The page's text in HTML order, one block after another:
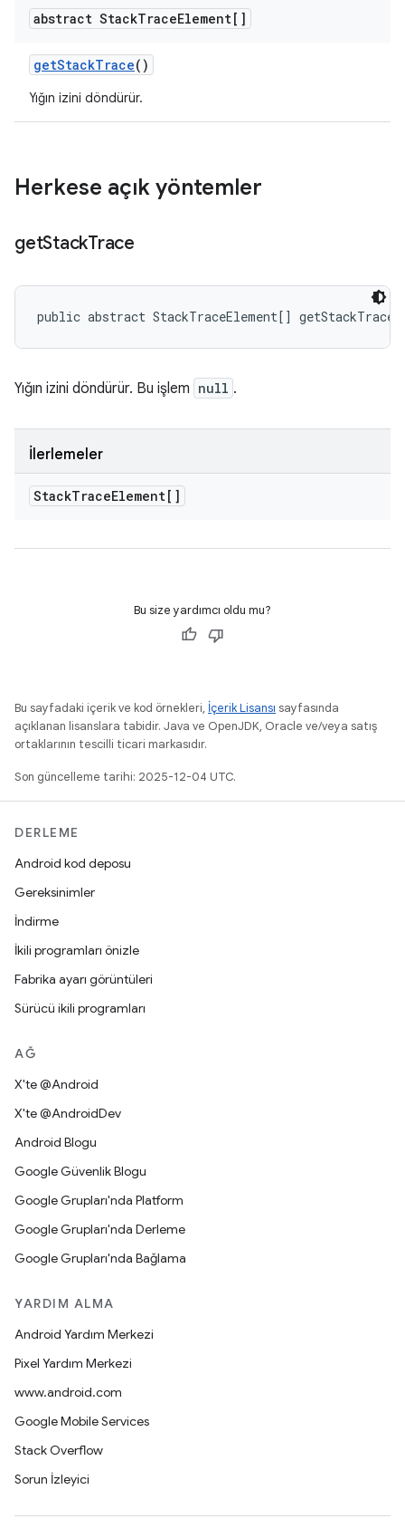
abstract StackTraceElement[]
getStackTrace()
Yığın izini döndürür.
Herkese açık yöntemler
getStackTrace
public abstract StackTraceElement[]
Yığın izini döndürür. Bu işlem null .
İlerlemeler
StackTraceElement[]
Bu size yardımcı oldu mu?
Bu sayfadaki içerik ve kod örnekleri, İçerik Lisansı sayfasında
açıklanan lisanslara tabidir. Java ve OpenJDK, Oracle ve/veya satış
ortaklarının tescilli ticari markasıdır.
Son güncelleme tarihi: 2025-12-04 UTC.
DERLEME
Android kod deposu
Gereksinimler
İndirme
İkili programları önizle
Fabrika ayarı görüntüleri
Sürücü ikili programları
AĞ
X'te @Android
X'te @AndroidDev
Android Blogu
Google Güvenlik Blogu
Google Grupları'nda Platform
Google Grupları'nda Derleme
Google Grupları'nda Bağlama
YARDIM ALMA
Android Yardım Merkezi
Pixel Yardım Merkezi
www.android.com
Google Mobile Services
Stack Overflow
Sorun İzleyici